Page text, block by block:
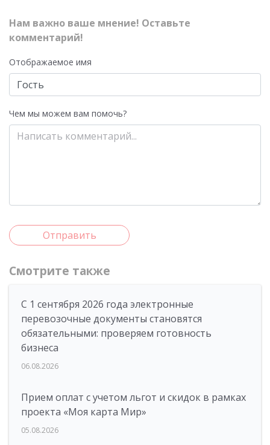
Нам важно ваше мнение! Оставьте
комментарий!
Отображаемое имя
Чем мы можем вам помочь?
Отправить
Смотрите также
С 1 сентября 2026 года электронные
перевозочные документы становятся
обязательными: проверяем готовность
бизнеса
06.08.2026
Прием оплат с учетом льгот и скидок в рамках
проекта «Моя карта Мир»
05.08.2026